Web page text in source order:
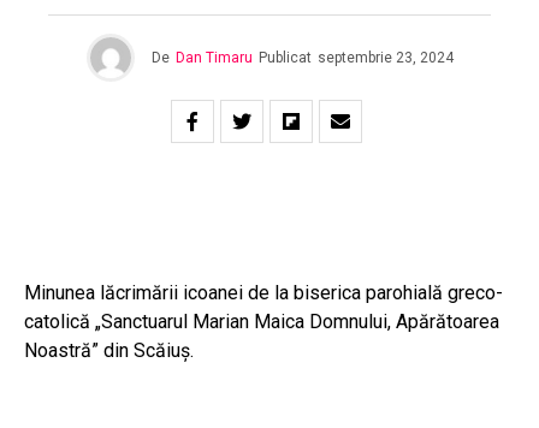
De Dan Timaru Publicat septembrie 23, 2024
Minunea lăcrimării icoanei de la biserica parohială greco-
catolică „Sanctuarul Marian Maica Domnului, Apărătoarea
Noastră” din Scăiuș.